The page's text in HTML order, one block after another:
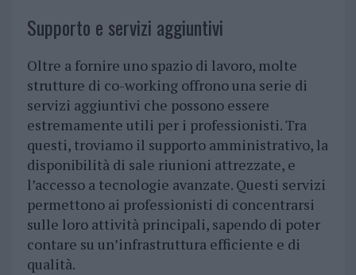
Supporto e servizi aggiuntivi
Oltre a fornire uno spazio di lavoro, molte
strutture di co-working offrono una serie di
servizi aggiuntivi che possono essere
estremamente utili per i professionisti. Tra
questi, troviamo il supporto amministrativo, la
disponibilità di sale riunioni attrezzate, e
l’accesso a tecnologie avanzate. Questi servizi
permettono ai professionisti di concentrarsi
sulle loro attività principali, sapendo di poter
contare su un’infrastruttura efficiente e di
qualità.